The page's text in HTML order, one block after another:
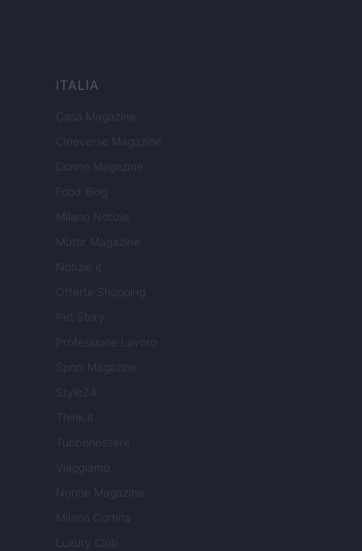
ITALIA
Casa Magazine
Cineverse Magazine
Donne Magazine
Food Blog
Milano Notizie
Motor Magazine
Notizie.it
Offerte Shopping
Pet Story
Professione Lavoro
Sport Magazine
Style24
Think.it
Tuobenessere
Viaggiamo
Nonne Magazine
Milano Cortina
Luxury Club